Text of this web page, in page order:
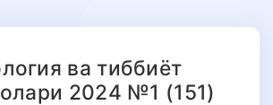
ва тиббиёт
2024 №1 (151)